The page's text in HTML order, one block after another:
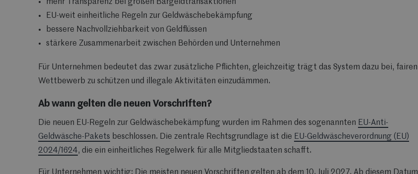
mehr Transparenz bei großen Bargeldtransaktionen
EU-weit einheitliche Regeln zur Geldwäschebekämpfung
bessere Nachvollziehbarkeit von Geldflüssen
stärkere Zusammenarbeit zwischen Behörden und Unternehmen
Für Unternehmen bedeutet das zwar zusätzliche Pflichten, gleichzeitig trägt das System dazu bei, fairen
Wettbewerb zu schützen und illegale Aktivitäten einzudämmen.
Ab wann gelten die neuen Vorschriften?
Die neuen EU-Regeln zur Geldwäschebekämpfung wurden im Rahmen des sogenannten EU-Anti-
Geldwäsche-Pakets beschlossen. Die zentrale Rechtsgrundlage ist die EU-Geldwäscheverordnung (EU)
2024/1624, die ein einheitliches Regelwerk für alle Mitgliedstaaten schafft.
Für Unternehmen wichtig: Die meisten neuen Vorschriften gelten ab dem 10. Juli 2027. Ab diesem Datum